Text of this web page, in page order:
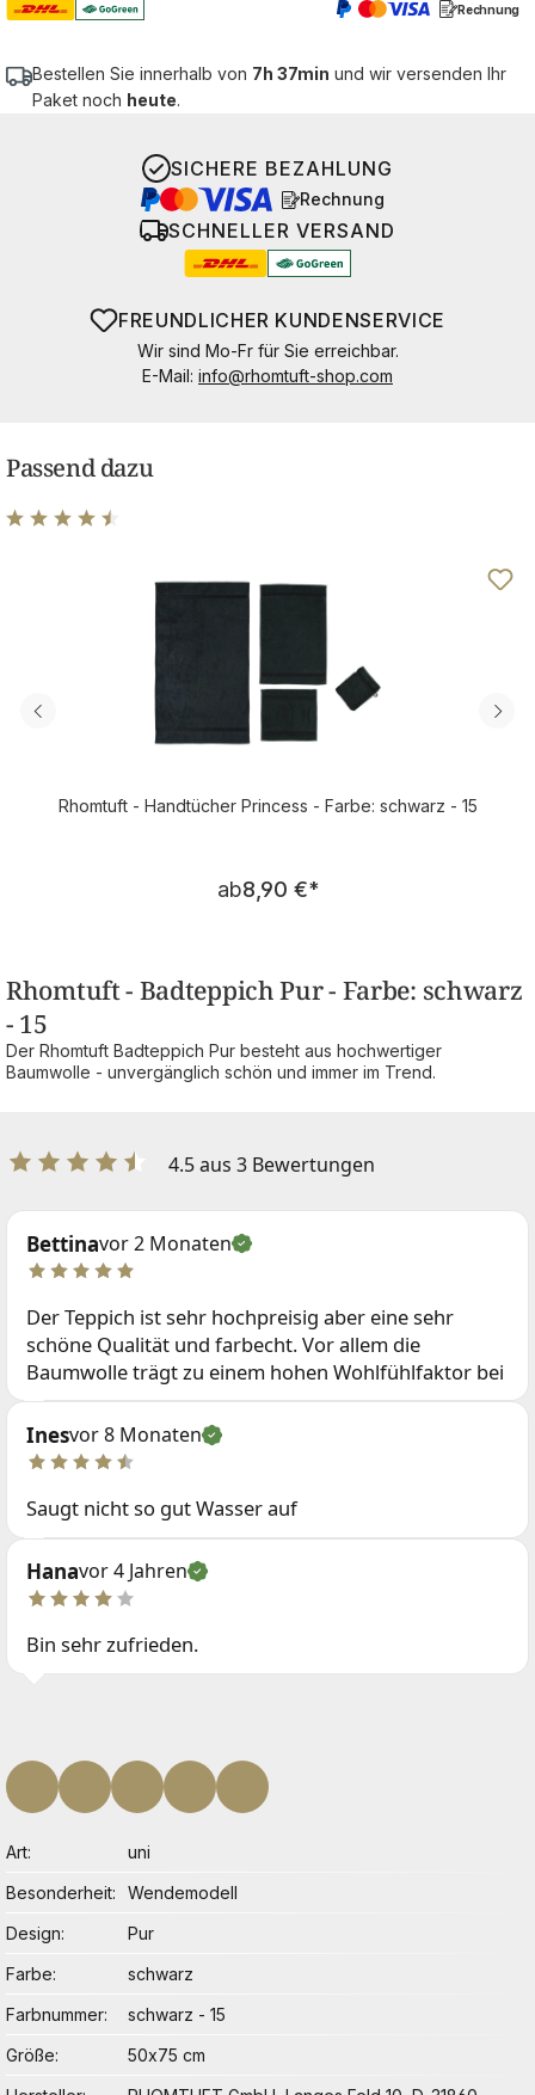
Rechnung
Bestellen Sie innerhalb von 7h 37min und wir versenden Ihr
Paket noch heute.
SICHERE BEZAHLUNG
Rechnung
SCHNELLER VERSAND
FREUNDLICHER KUNDENSERVICE
Wir sind Mo-Fr für Sie erreichbar.
E-Mail: info@rhomtuft-shop.com
Passend dazu
Rhomtuft - Handtücher Princess - Farbe: schwarz - 15
Regulärer Preis:
ab8,90 €*
Rhomtuft - Badteppich Pur - Farbe: schwarz
- 15
Der Rhomtuft Badteppich Pur besteht aus hochwertiger
Baumwolle - unvergänglich schön und immer im Trend.
4.5 aus 3 Bewertungen
Bettinavor 2 Monaten
Der Teppich ist sehr hochpreisig aber eine sehr
schöne Qualität und farbecht. Vor allem die
Baumwolle trägt zu einem hohen Wohlfühlfaktor bei
Inesvor 8 Monaten
Saugt nicht so gut Wasser auf
Hanavor 4 Jahren
Bin sehr zufrieden.
Art
uni
Besonderheit
Wendemodell
Design
Pur
Farbe
schwarz
Farbnummer
schwarz - 15
Größe
50x75 cm